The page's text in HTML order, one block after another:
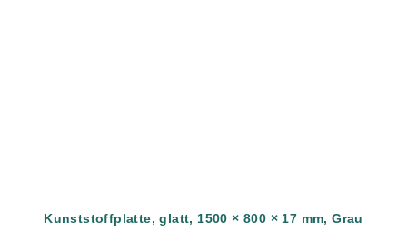
Kunststoffplatte, glatt, 1500 × 800 × 17 mm, Grau